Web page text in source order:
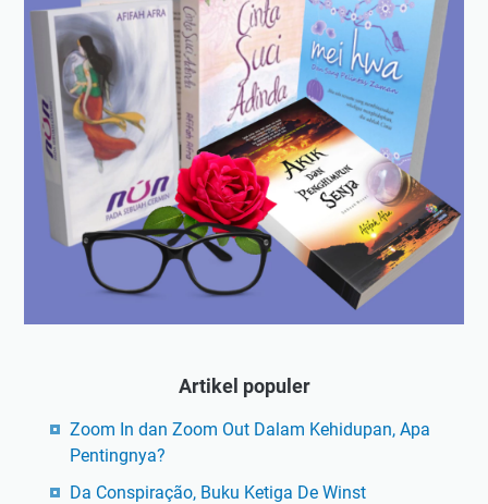
Artikel populer
Zoom In dan Zoom Out Dalam Kehidupan, Apa
Pentingnya?
Da Conspiração, Buku Ketiga De Winst